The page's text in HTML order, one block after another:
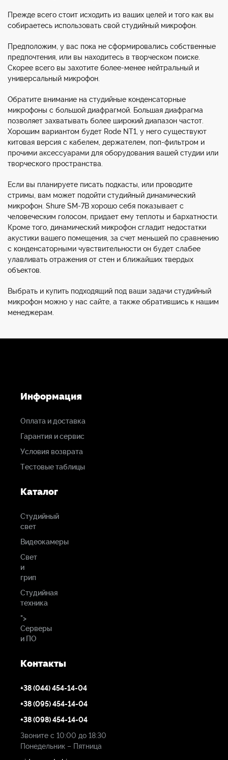
Прежде всего стоит исходить из ваших целей и того как вы
собираетесь использовать свой студийный микрофон.
Предположим, у вас пока не сформировались собственные
предпочтения, или вы находитесь в творческом поиске.
Скорее всего вы захотите более-менее нейтральный и
универсальный микрофон.
Обратите внимание на студийные конденсаторные
микрофоны с большой диафрагмой. Большая диафрагма
позволяет захватывать более широкий диапазон частот.
Хорошим вариантом будет Rode NT1, у него существуют
китовая версия с кабелем, держателем, поп-фильтром и
прочими аксессуарами для оборудования вашей студии или
творческого пространства.
Если вы планируете писать подкасты, или проводите
стримы, вам может подойти студийный динамический
микрофон. Shure SM-7B хорошо себя показывает с
человеческим голосом, придает ему теплоты и бархатности.
Кроме того, динамический микрофон сгладит недостатки
акустики вашего помещения, за счет меньшей по сравнению
с конденсаторными чувствительности он будет слабее
улавливать отражения от стен и ближайших твердых
объектов.
Выбрать и купить подходящий под ваши задачи студийный
микрофон можно у нас сайте, а также обратившись к нашим
менеджерам.
Информация
Оплата и доставка
Гарантия и сервис
Условия возврата
Тестовые таблицы
Каталог
Студийный
свет
Видеокамеры
Свет
и
грип
Студийная
техника
">
Серверы
и ПО
Контакты
+38 (044) 454-14-04
+38 (095) 454-14-04
+38 (098) 454-14-04
Звоните с 10:00 до 18:30
Понедельник – Пятница